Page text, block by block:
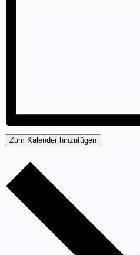
Zum Kalender hinzufügen